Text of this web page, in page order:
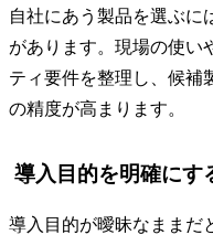
自社にあう製品を選ぶに
があります。現場の使い
ティ要件を整理し、候補
の精度が高まります。
導入目的を明確にす
導入目的が曖昧なままだ